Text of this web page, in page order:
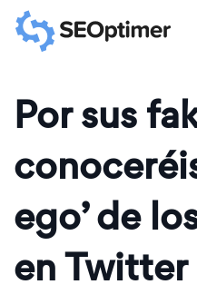
Por sus
ego’ de
en Twitter